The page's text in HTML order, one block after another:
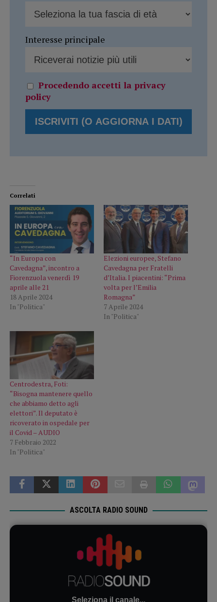
Interesse principale
Procedendo accetti la privacy
policy
Correlati
“In Europa con
Cavedagna”, incontro a
Fiorenzuola venerdì 19
aprile alle 21
18 Aprile 2024
In "Politica"
Elezioni europee, Stefano
Cavedagna per Fratelli
d’Italia. I piacentini: “Prima
volta per l’Emilia
Romagna”
7 Aprile 2024
In "Politica"
Centrodestra, Foti:
“Bisogna mantenere quello
che abbiamo detto agli
elettori”. Il deputato è
ricoverato in ospedale per
il Covid – AUDIO
7 Febbraio 2022
In "Politica"
ASCOLTA RADIO SOUND
Seleziona il canale...